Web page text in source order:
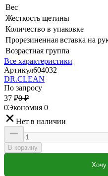
Вес
Жесткость щетины
Количество в упаковке
Прорезиненная вставка на
Возрастная группа
Все характеристики
Артикул604032
DR.CLEAN
По запросу
37 ₽0 ₽
0Экономия 0
Нет в наличии
В корзину
Хочу